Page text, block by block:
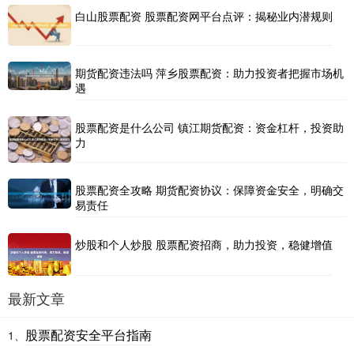
白山股票配资 股票配资网平台点评：揭秘业内潜规则
期货配资违法吗 萍乡股票配资：助力投资者把握市场机
遇
股票配资是什么公司 镇江期货配资：资金杠杆，投资助
力
股票配资全攻略 期货配资协议：保障资金安全，明确交
易责任
炒股和个人炒股 股票配资招商，助力投资，稳健增值
最新文章
1、 股票配资安全平台指南